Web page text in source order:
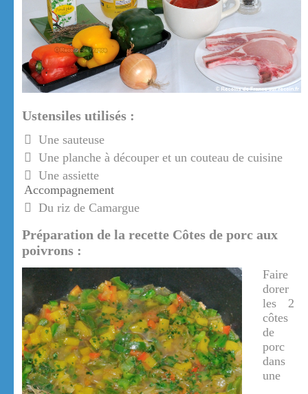
Ustensiles utilisés :
Une sauteuse
Une planche à découper et un couteau de cuisine
Une assiette
Accompagnement
Du riz de Camargue
Préparation de la recette Côtes de porc aux
poivrons :
Faire
dorer
les 2
côtes
de
porc
dans
une